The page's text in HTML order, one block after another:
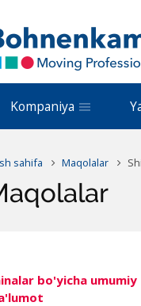
Kompaniya
sahifa Maqolalar
bo'yicha umumiy